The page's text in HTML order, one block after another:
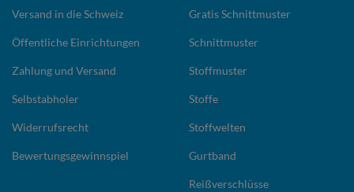
Versand in die Schweiz
Öffentliche Einrichtungen
Zahlung und Versand
Selbstabholer
Widerrufsrecht
Bewertungsgewinnspiel
Gratis Schnittmuster
Schnittmuster
Stoffmuster
Stoffe
Stoffwelten
Gurtband
Reißverschlüsse